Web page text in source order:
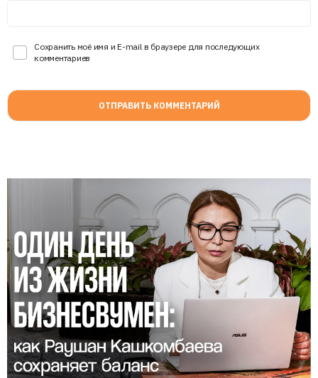
Сохранить моё имя и E-mail в браузере для последующих
комментариев